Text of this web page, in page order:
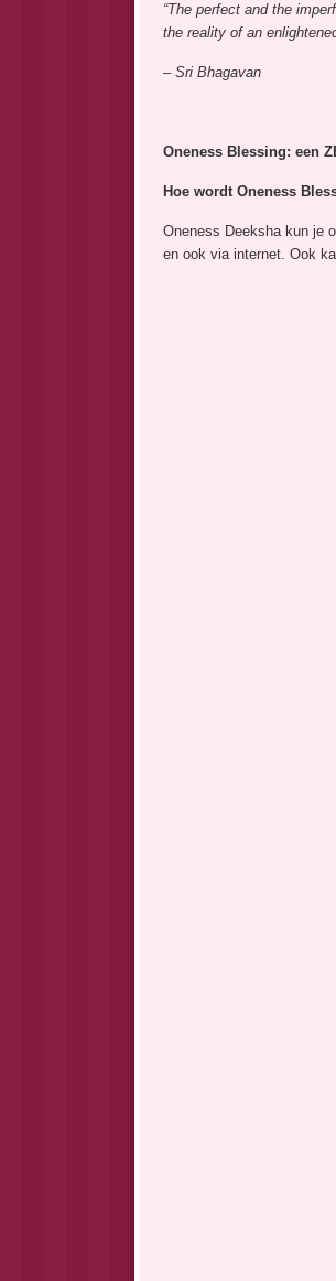
“The perfect and the
the reality of an
– Sri Bhagavan
Oneness Blessing: een
Hoe wordt Oneness
Oneness Deeksha kun je
en ook via internet. Ook